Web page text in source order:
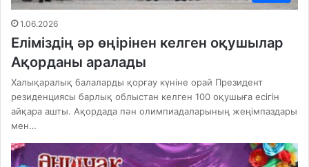
1.06.2026
Еліміздің әр өңірінен келген оқушылар
Ақорданы аралады
Халықаралық балаларды қорғау күніне орай Президент
резиденциясы барлық облыстан келген 100 оқушыға есігін
айқара ашты. Ақордада пән олимпиадаларының жеңімпаздары
мен…